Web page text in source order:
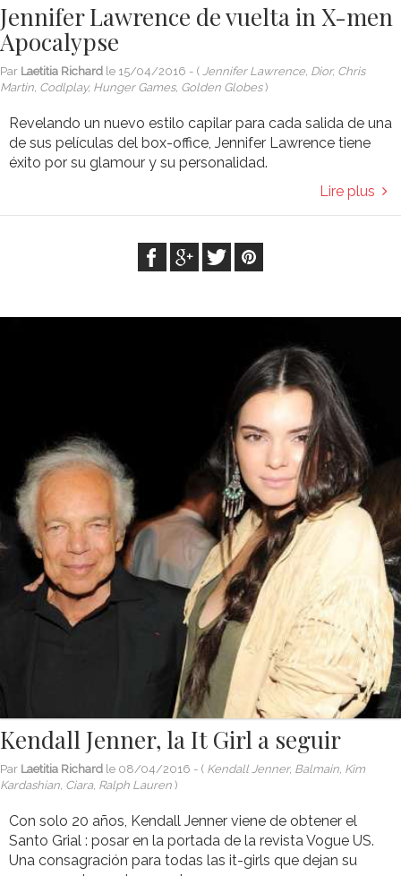
Jennifer Lawrence de vuelta in X-men
Apocalypse
Par Laetitia Richard le 15/04/2016 - ( Jennifer Lawrence, Dior, Chris
Martin, Codlplay, Hunger Games, Golden Globes)
Revelando un nuevo estilo capilar para cada salida de una
de sus películas del box-office, Jennifer Lawrence tiene
éxito por su glamour y su personalidad.
Lire plus
Kendall Jenner, la It Girl a seguir
Par Laetitia Richard le 08/04/2016 - ( Kendall Jenner, Balmain, Kim
Kardashian, Ciara, Ralph Lauren )
Con solo 20 años, Kendall Jenner viene de obtener el
Santo Grial : posar en la portada de la revista Vogue US.
Una consagración para todas las it-girls que dejan su